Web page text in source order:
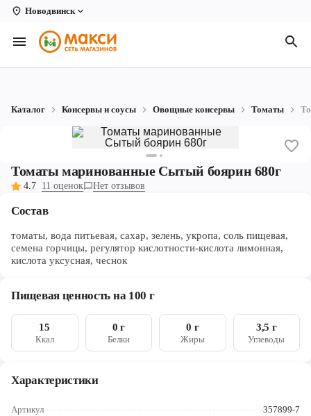
Новодвинск
Вологда
Архангельск
Коряжма
Котлас
Новодвинск
Рыбинск
Череповец
Ярославль
Каталог Консервы и соусы Овощные консервы Томаты
Томаты маринованные Сытый боярин 680г
4.7 11 оценок Нет отзывов
Состав
томаты, вода питьевая, сахар, зелень, укропа, соль пищевая,
семена горчицы, регулятор кислотности-кислота лимонная,
кислота уксусная, чеснок
Пищевая ценность на 100 г
15
Ккал
0 г
Белки
0 г
Жиры
3,5 г
Углеводы
Характеристики
Артикул 357899-7